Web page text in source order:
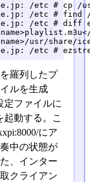
/etc # cp /usr/
/etc # find /
/etc # diff
usr/share/
/etc #
羅列したプ
ルを生成
定ファイルに
起動する。こ
にア
中の状態が
、インター
クライアン